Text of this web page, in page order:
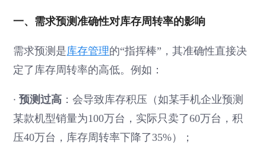
一、需求预测准确性对库存周转率的影响
需求预测是库存管理的“指挥棒”，其准确性直接决
定了库存周转率的高低。例如：
·预测过高 ：会导致库存积压（如某手机企业预测
某款机型销量为100万台，实际只卖了60万台，积
压40万台，库存周转率下降了35%）；